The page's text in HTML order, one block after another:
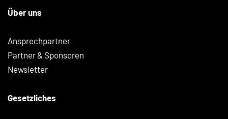
Über uns
Ansprechpartner
Partner & Sponsoren
Newsletter
Gesetzliches